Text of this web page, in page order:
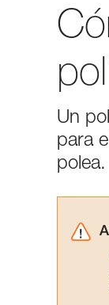
Un
para
polea.